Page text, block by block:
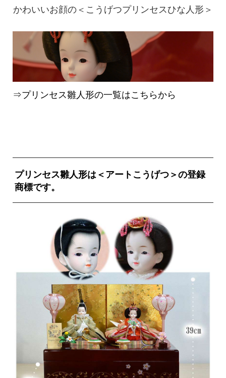
かわいいお顔の＜こうげつプリンセスひな人形＞
⇒プリンセス雛人形の一覧はこちらから
プリンセス雛人形は＜アートこうげつ＞の登録
商標です。